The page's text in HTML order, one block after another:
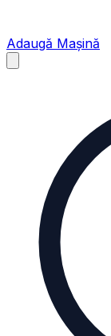
Adaugă Mașină